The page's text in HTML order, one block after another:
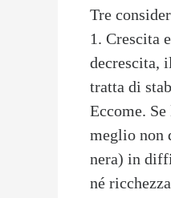
Tre
1. Crescita
decrescita,
tratta di
Eccome.
meglio non
nera) in
né